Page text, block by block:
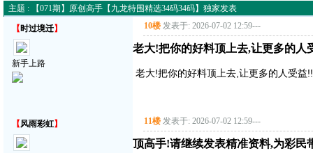
主题 : 【071期】原创高手【九龙特围精选34码34码】独家发表
【时过境迁】
新手上路
10楼 发表于: 2026-07-02 12:59---
老大!把你的好料顶上去,让更多的人
老大!把你的好料顶上去,让更多的人受益
【风雨彩虹】 11楼 发表于: 2026-07-02 12:59---
顶高手!请继续发表精准资料,为彩